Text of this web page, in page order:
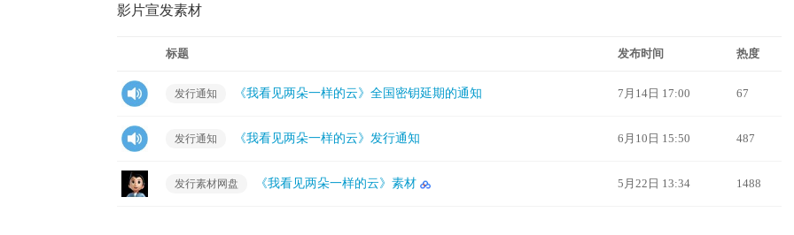
影片宣发素材
标题 发布时间 热度
发行通知 《我看见两朵一样的云》全国密钥延期的通知 7月14日 17:00 67
发行通知 《我看见两朵一样的云》发行通知 6月10日 15:50 487
发行素材网盘 《我看见两朵一样的云》素材 5月22日 13:34 1488